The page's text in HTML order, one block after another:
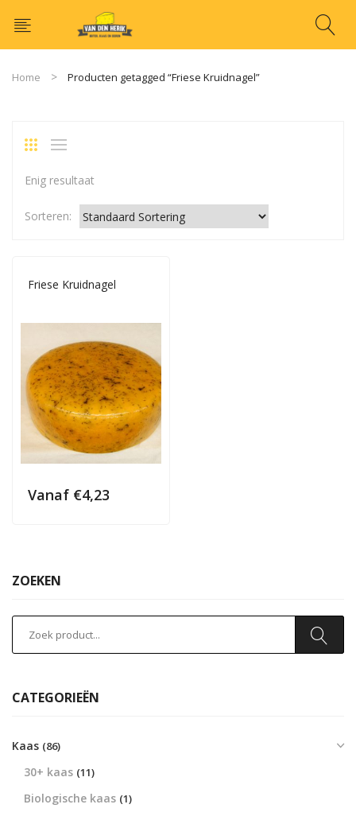
Home Producten getagged “Friese Kruidnagel”
Enig resultaat
Sorteren:
Friese Kruidnagel
Vanaf €4,23
ZOEKEN
CATEGORIEËN
Kaas (86)
30+ kaas (11)
Biologische kaas (1)